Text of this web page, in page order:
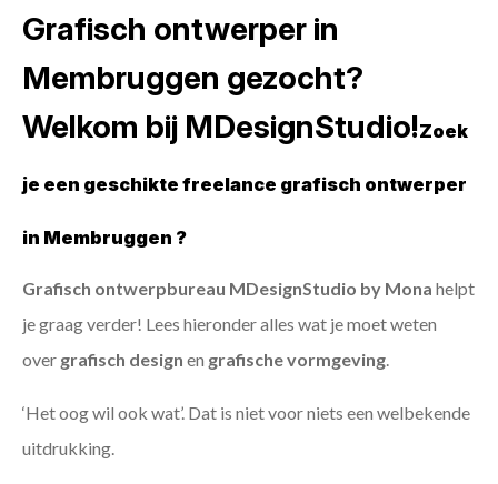
Grafisch ontwerper in
Membruggen gezocht?
Welkom bij MDesignStudio!Zoek
je een geschikte freelance grafisch ontwerper
in Membruggen ?
Grafisch ontwerpbureau MDesignStudio by Mona helpt
je graag verder! Lees hieronder alles wat je moet weten
over grafisch design en grafische vormgeving
‘Het oog wil ook wat’. Dat is niet voor niets een welbekende
uitdrukking.